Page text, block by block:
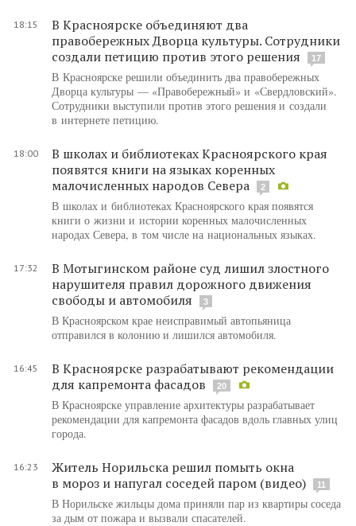
18:15
В Красноярске объединяют два
правобережных Дворца культуры. Сотрудники
создали петицию против этого решения
17
В Красноярске решили объединить два правобережных
Дворца культуры — «Правобережный» и «Свердловский».
Сотрудники выступили против этого решения и создали
в интернете петицию.
18:00
В школах и библиотеках Красноярского края
появятся книги на языках коренных
малочисленных народов Севера
2
В школах и библиотеках Красноярского края появятся
книги о жизни и истории коренных малочисленных
народах Севера, в том числе на национальных языках.
17:32
В Мотыгинском районе суд лишил злостного
нарушителя правил дорожного движения
свободы и автомобиля
3
В Красноярском крае неисправимый автопьяница
отправился в колонию и лишился автомобиля.
16:45
В Красноярске разрабатывают рекомендации
для капремонта фасадов
20
В Красноярске управление архитектуры разрабатывает
рекомендации для капремонта фасадов вдоль главных улиц
города.
16:23
Житель Норильска решил помыть окна
в мороз и напугал соседей паром (видео)
11
В Норильске жильцы дома приняли пар из квартиры соседа
за дым от пожара и вызвали спасателей.